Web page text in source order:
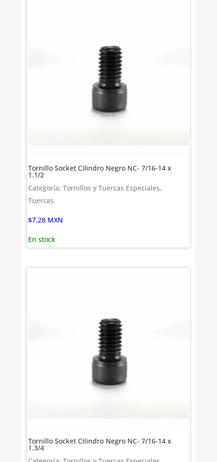
Tornillo Socket Cilindro Negro NC- 7/16-14 x
1.1/2
Categoría: Tornillos y Tuercas Especiales,
Tuercas
$7.28 MXN
En stock
Tornillo Socket Cilindro Negro NC- 7/16-14 x
1.3/4